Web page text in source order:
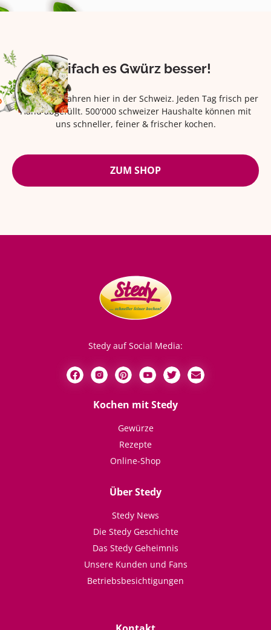
Eifach es Gwürz besser!
Seit über 42 Jahren hier in der Schweiz. Jeden Tag frisch per
Hand abgefüllt. 500'000 schweizer Haushalte können mit
uns schneller, feiner & frischer kochen.
ZUM SHOP
Stedy auf Social Media:
Kochen mit Stedy
Gewürze
Rezepte
Online-Shop
Über Stedy
Stedy News
Die Stedy Geschichte
Das Stedy Geheimnis
Unsere Kunden und Fans
Betriebsbesichtigungen